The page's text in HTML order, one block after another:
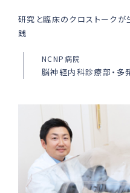
研究と臨床のクロストーク
践
NCNP病院
脳神経内科診療部・多